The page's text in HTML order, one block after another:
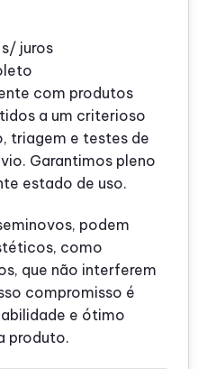
s/ juros
com produtos
a um criterioso
triagem e testes de
Garantimos pleno
estado de uso.
podem
como
que não interferem
compromisso é
e ótimo
produto.